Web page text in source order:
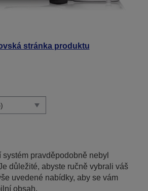
stránka produktu
pravděpodobně nebyl
důležité, abyste ručně vybrali váš
uvedené nabídky, aby se vám
obsah.